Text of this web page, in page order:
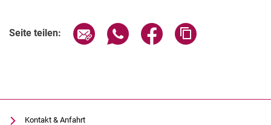
Seite teilen: Seite über E-Mail teilen
Seite über WhatsApp teilen
Seite über Facebook
Kontakt & Anfahrt